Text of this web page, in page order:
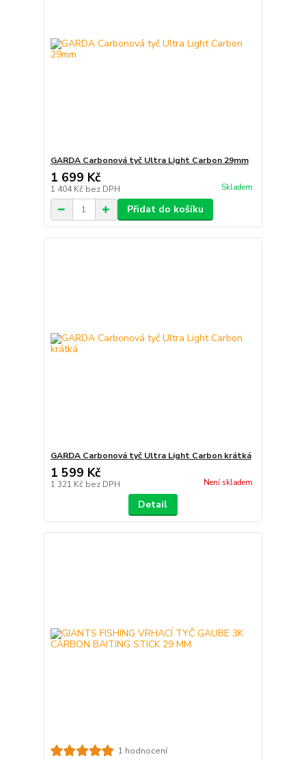
GARDA Carbonová tyč Ultra Light Carbon 29mm
1 699 Kč
1 404 Kč bez DPH Skladem
Přidat do košíku
GARDA Carbonová tyč Ultra Light Carbon krátká
1 599 Kč
1 321 Kč bez DPH Není skladem
Detail
1 hodnocení